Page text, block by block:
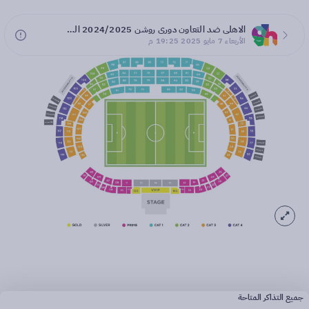
الاهلي ضد التعاون دوري روشن 2024/2025 الجولة 30
الأربعاء 7 مايو 2025 19:25 م
جميع التذاكر المتاحة